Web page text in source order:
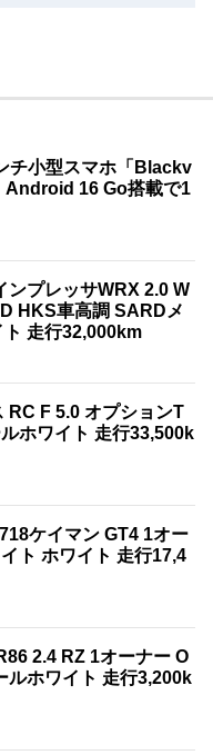
チ小型スマホ「Blackv
Android 16 Go搭載で1
ンプレッサWRX 2.0 W
HKS車高調 SARDメ
走行32,000km
RC F 5.0 オプションT
ホワイト 走行33,500k
ケイマン GT4 1オー
ト ホワイト 走行17,4
2.4 RZ 1オーナー O
ホワイト 走行3,200k